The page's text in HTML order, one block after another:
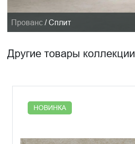
Прованс / Сплит
Другие товары коллекции
НОВИНКА